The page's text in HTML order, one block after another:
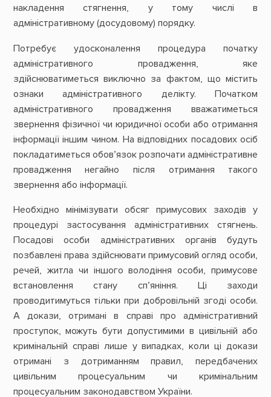
накладення стягнення, у тому числі в
адміністративному (досудовому) порядку.
Потребує удосконалення процедура початку
адміністративного провадження, яке
здійснюватиметься виключно за фактом, що містить
ознаки адміністративного делікту. Початком
адміністративного провадження вважатиметься
звернення фізичної чи юридичної особи або отримання
інформації іншим чином. На відповідних посадових осіб
покладатиметься обов’язок розпочати адміністративне
провадження негайно після отримання такого
звернення або інформації.
Необхідно мінімізувати обсяг примусових заходів у
процедурі застосування адміністративних стягнень.
Посадові особи адміністративних органів будуть
позбавлені права здійснювати примусовий огляд особи,
речей, житла чи іншого володіння особи, примусове
встановлення стану сп’яніння. Ці заходи
проводитимуться тільки при добровільній згоді особи.
А докази, отримані в справі про адміністративний
проступок, можуть бути допустимими в цивільній або
кримінальній справі лише у випадках, коли ці докази
отримані з дотриманням правил, передбачених
цивільним процесуальним чи кримінальним
процесуальним законодавством України.